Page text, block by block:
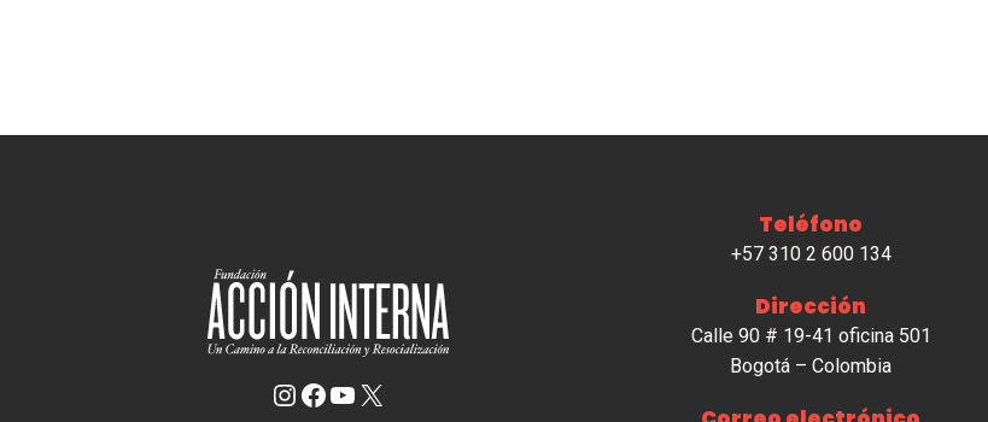
Instagram Facebook YouTube X
Teléfono
+57 310 2 600 134
Dirección
Calle 90 # 19-41 oficina 501
Bogotá – Colombia